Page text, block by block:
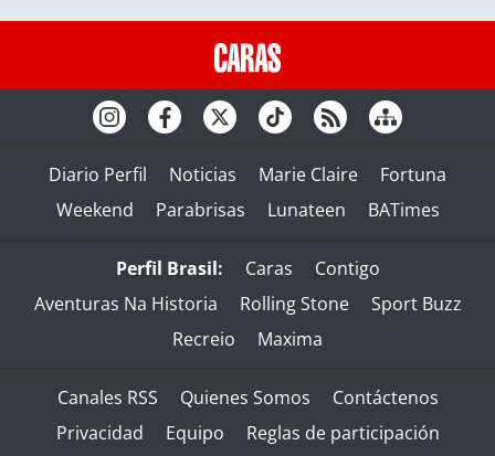
Diario Perfil Noticias Marie Claire
Fortuna
Weekend
Parabrisas Lunateen BATimes
Perfil Brasil: Caras
Contigo
Aventuras Na Historia
Rolling Stone
Sport Buzz
Recreio
Maxima
Canales RSS Quienes Somos
Contáctenos
Privacidad
Equipo Reglas de participación